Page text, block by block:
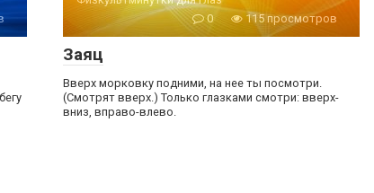
0
115 просмотров
Заяц
Вверх морковку подними, на нее ты посмотри.
(Смотрят вверх.) Только глазками смотри: вверх-
вниз, вправо-влево.